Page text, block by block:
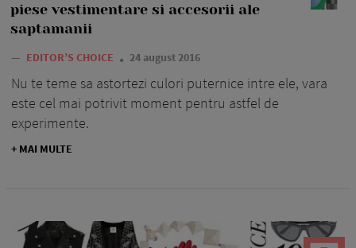
piese vestimentare si accesorii ale
saptamanii
— EDITOR’S CHOICE 24 august 2016
Nu te teme sa astortezi culori puternice intre ele, vara
este cel mai potrivit moment pentru astfel de
experimente.
+ MAI MULTE